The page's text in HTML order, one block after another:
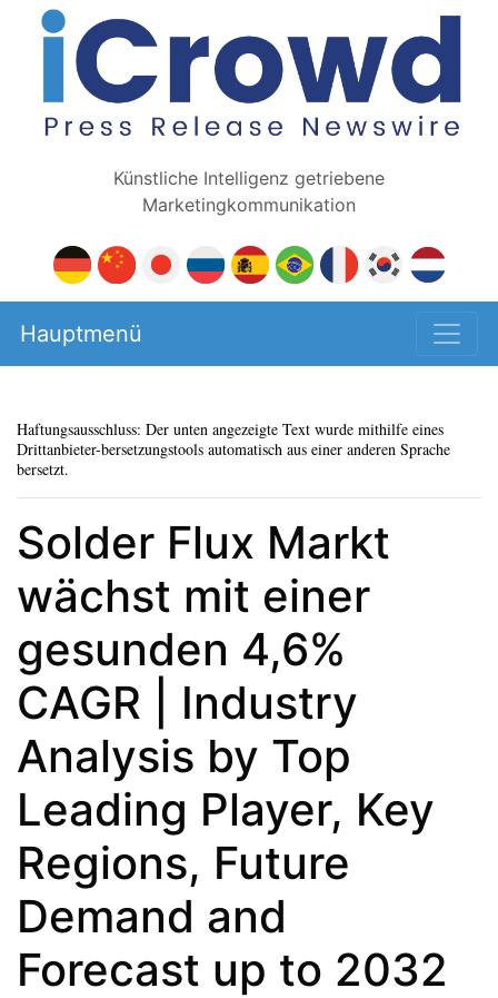
Künstliche Intelligenz getriebene
Marketingkommunikation
Hauptmenü
Haftungsausschluss: Der unten angezeigte Text wurde mithilfe eines
Drittanbieter-bersetzungstools automatisch aus einer anderen Sprache
bersetzt.
Solder Flux Markt
wächst mit einer
gesunden 4,6%
CAGR | Industry
Analysis by Top
Leading Player, Key
Regions, Future
Demand and
Forecast up to 2032